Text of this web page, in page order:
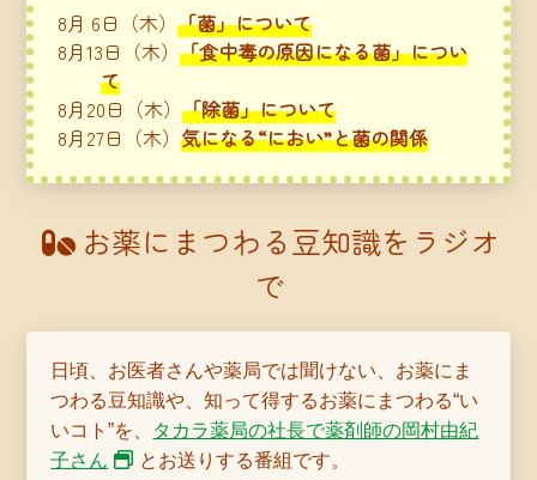
8月 6日（木）「菌」について
8月13日（木）「食中毒の原因になる菌」につい
て
8月20日（木）「除菌」について
8月27日（木）気になる“におい”と菌の関係
お薬にまつわる豆知識をラジオ
で
日頃、お医者さんや薬局では聞けない、お薬にま
つわる豆知識や、知って得するお薬にまつわる“い
いコト”を、 タカラ薬局の社長で薬剤師の岡村由紀
子さん
とお送りする番組です。